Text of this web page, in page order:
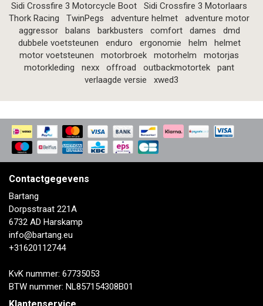
Sidi Crossfire 3 Motorcycle Boot
Sidi Crossfire 3 Motorlaars
Thork Racing
TwinPegs adventure helmet
adventure motor
aggressor
balans barkbusters comfort dames
dmd
dubbele voetsteunen
enduro ergonomie helm
helmet
motor voetsteunen
motorbroek motorhelm
motorjas
motorkleding
nexx offroad outbackmotortek
pant
verlaagde versie
xwed3
Contactgegevens
Bartang
Dorpsstraat 221A
6732 AD Harskamp
info@bartang.eu
+31620112744
KvK nummer: 67735053
BTW nummer: NL857154308B01